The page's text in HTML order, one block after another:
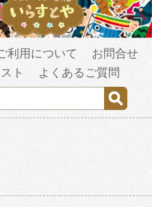
利用について
お問合せ
ト
よくあるご質問